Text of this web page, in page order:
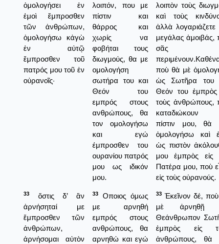
ὁμολογήσει ἐν
ἐμοὶ ἔμπροσθεν
τῶν ἀνθρώπων,
ὁμολογήσω κἀγὼ
ἐν αὐτῷ
ἔμπροσθεν τοῦ
πατρός μου τοῦ ἐν
οὐρανοῖς·
λοιπόν, που με
πίστιν και
θάρρος και
χωρίς να
φοβήται τους
διωγμούς, θα με
ομολογήση
σωτήρα του και
Θεόν του
εμπρός στους
ανθρώπους, θα
τον ομολογήσω
και εγώ
έμπροσθεν του
ουρανίου πατρός
μου ως ιδικόν
μου.
λοιπὸν τοὺς
καὶ τοὺς
ἀλλὰ λογαριάζετε
μεγάλας ἀμοιβάς,
σᾶς
ποὺ θὰ μὲ
ὡς Σωτῆρα του
Θεόν του ἐμπρὸς
τοὺς ἀνθρώπους,
καταδιώκουν
πίστιν μου, θὰ
ὁμολογήσω καὶ
ὡς πιστὸν
μου ἐμπρὸς εἰς
Πατέρα μου, ποὺ
εἰς τοὺς οὐρανούς.
33
ὅστις δ’ ἂν
ἀρνήσηταί με
ἔμπροσθεν τῶν
ἀνθρώπων,
ἀρνήσομαι αὐτὸν
33
Οποιος όμως
με αρνηθή
εμπρός στους
ανθρώπους, θα
αρνηθώ και εγώ
33 Ἐκεῖνον δέ,
μὲ ἀρνηθῇ
Θεάνθρωπον
ἐμπρὸς εἰς
ἀνθρώπους, θὰ